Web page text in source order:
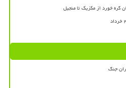
گره خورد از مکزیک تا منجیل